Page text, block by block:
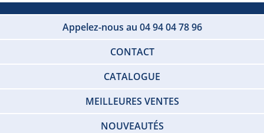
Appelez-nous au 04 94 04 78 96
CONTACT
CATALOGUE
MEILLEURES VENTES
NOUVEAUTÉS